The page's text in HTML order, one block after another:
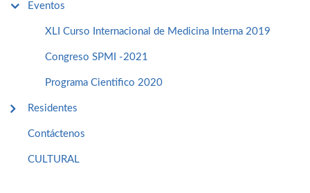
Eventos
XLI Curso Internacional de Medicina Interna 2019
Congreso SPMI -2021
Programa Cientifico 2020
Residentes
Contáctenos
CULTURAL